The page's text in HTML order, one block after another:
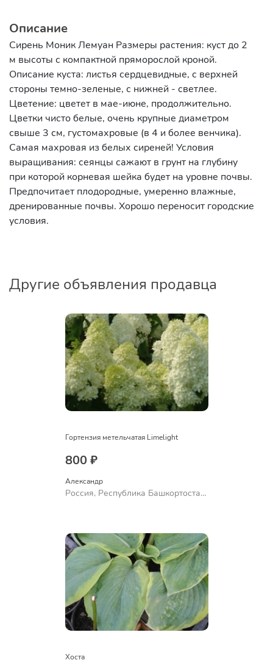
Описание
Сирень Моник Лемуан Размеры растения: куст до 2
м высоты с компактной пряморослой кроной.
Описание куста: листья сердцевидные, с верхней
стороны темно-зеленые, с нижней - светлее.
Цветение: цветет в мае-июне, продолжительно.
Цветки чисто белые, очень крупные диаметром
свыше 3 см, густомахровые (в 4 и более венчика).
Самая махровая из белых сиреней! Условия
выращивания: сеянцы сажают в грунт на глубину
при которой корневая шейка будет на уровне почвы.
Предпочитает плодородные, умеренно влажные,
дренированные почвы. Хорошо переносит городские
условия.
Другие объявления продавца
Гортензия метельчатая Limelight
800 ₽
Александр
Россия, Республика Башкортостан,
Хоста